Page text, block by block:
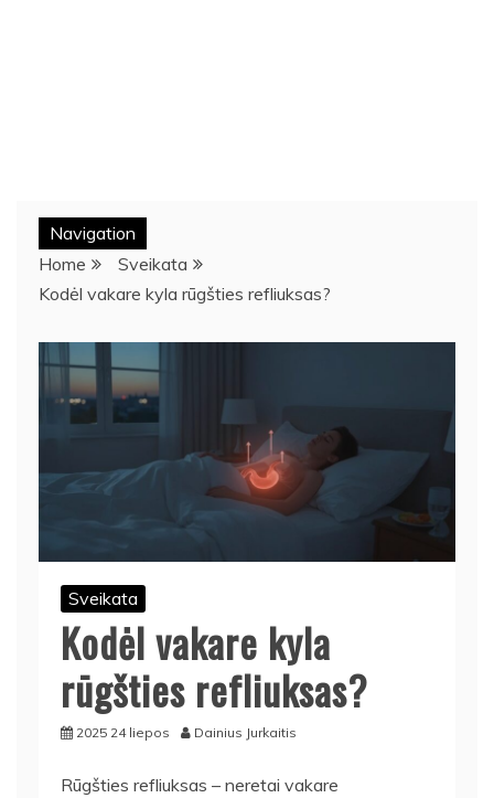
Navigation
Home
Sveikata
Kodėl vakare kyla rūgšties refliuksas?
Sveikata
Kodėl vakare kyla
rūgšties refliuksas?
2025 24 liepos Dainius Jurkaitis
Rūgšties refliuksas – neretai vakare